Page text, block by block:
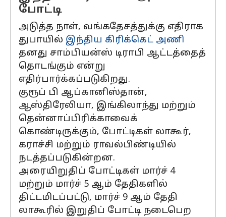
போட்டி
அடுத்த நாள், வங்கதேசத்துக்கு எதிராக
துபாயில் இந்திய கிரிக்கெட் அணி
தனது சாம்பியன்ஸ் டிராபி ஆட்டத்தைத்
தொடங்கும் என்று
எதிர்பார்க்கப்படுகிறது.
குரூப் பி ஆப்கானிஸ்தான்,
ஆஸ்திரேலியா, இங்கிலாந்து மற்றும்
தென்னாப்பிரிக்காவைக்
கொண்டிருக்கும், போட்டிகள் லாகூர்,
கராச்சி மற்றும் ராவல்பிண்டியில்
நடத்தப்படுகின்றன.
அரையிறுதிப் போட்டிகள் மார்ச் 4
மற்றும் மார்ச் 5 ஆம் தேதிகளில்
திட்டமிடப்பட்டு, மார்ச் 9 ஆம் தேதி
லாகூரில் இறுதிப் போட்டி நடைபெற